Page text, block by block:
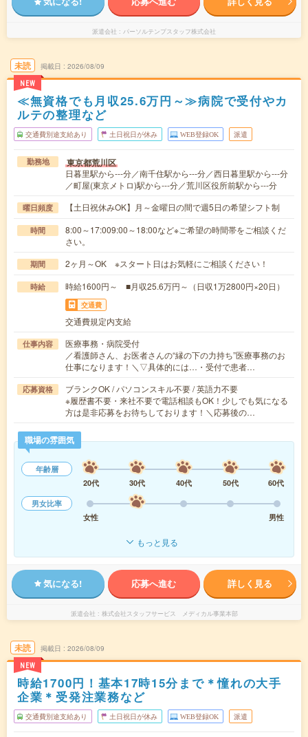
派遣会社 パーソルテンプスタッフ株式会社
未読
NEW
掲載日 2026/08/09
≪無資格でも月収25.6万円～≫病院で受付やカ
ルテの整理など
交通費別途支給あり 土日祝日が休み WEB登録OK 派遣
勤務地 東京都荒川区
日暮里駅から---分／南千住駅から---分／西日暮里駅から---分
／町屋(東京メトロ)駅から---分／荒川区役所前駅から---分
曜日頻度 【土日祝休みOK】月～金曜日の間で週5日の希望シフト制
時間
8:00～17:009:00～18:00など※ご希望の時間帯をご相談くだ
さい。
期間 2ヶ月～OK ※スタート日はお気軽にご相談ください！
時給 時給1600円～ ■月収25.6万円～（日収1万2800円×20日）
交通費
交通費規定内支給
仕事内容
医療事務・病院受付
／看護師さん、お医者さんの“縁の下の力持ち”医療事務のお
仕事になります！＼▽具体的には…・受付で患者…
応募資格
ブランクOK / パソコンスキル不要 / 英語力不要
※履歴書不要・来社不要で電話相談もOK！少しでも気になる
方は是非応募をお待ちしております！＼応募後の…
職場の雰囲気
年齢層
20代
30代 40代 50代
60代
男女比率
女性
男性
もっと見る
気になる! 応募へ進む 詳しく見る
派遣会社 株式会社スタッフサービス メディカル事業本部
未読
NEW
掲載日 2026/08/09
時給1700円！基本17時15分まで＊憧れの大手
企業＊受発注業務など
交通費別途支給あり 土日祝日が休み WEB登録OK 派遣